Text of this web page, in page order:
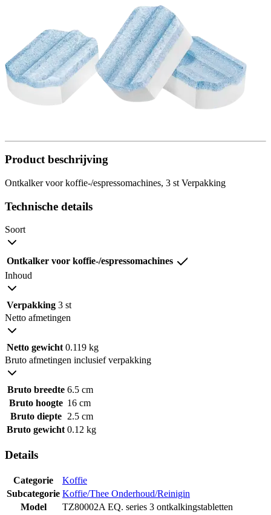
Product beschrijving
Ontkalker voor koffie-/espressomachines, 3 st Verpakking
Technische details
Soort
Ontkalker voor koffie-/espressomachines
Inhoud
Verpakking 3 st
Netto afmetingen
Netto gewicht 0.119 kg
Bruto afmetingen inclusief verpakking
Bruto breedte 6.5 cm
Bruto hoogte 16 cm
Bruto diepte
2.5 cm
Bruto gewicht 0.12 kg
Details
Categorie
Koffie
Subcategorie Koffie/Thee Onderhoud/Reinigin
Model
TZ80002A EQ. series 3 ontkalkingstabletten